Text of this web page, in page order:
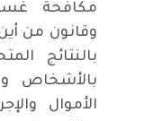
مكافحة
وقانون من
بالنتائج
بالأشخاص
الأموال